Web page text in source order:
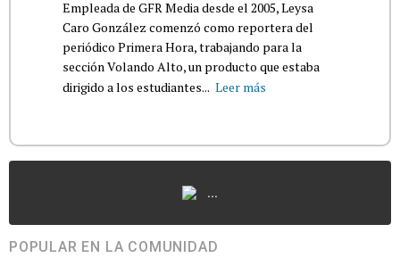
Empleada de GFR Media desde el 2005, Leysa
Caro González comenzó como reportera del
periódico Primera Hora, trabajando para la
sección Volando Alto, un producto que estaba
dirigido a los estudiantes... Leer más
...
POPULAR EN LA COMUNIDAD